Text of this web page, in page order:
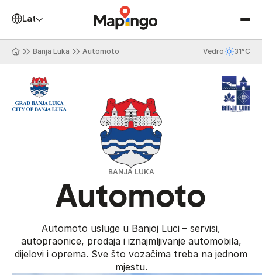
Latinica
Banja Luka Automoto Vedro 31°C
BANJA LUKA
Automoto
Automoto usluge u Banjoj Luci – servisi,
autopraonice, prodaja i iznajmljivanje automobila,
dijelovi i oprema. Sve što vozačima treba na jednom
mjestu.